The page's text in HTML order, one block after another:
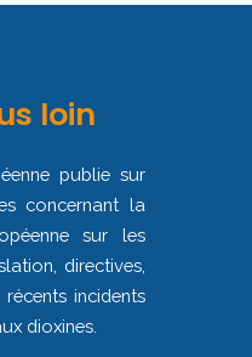
loin
publie sur
concernant la
sur les
directives,
incidents
dioxines.